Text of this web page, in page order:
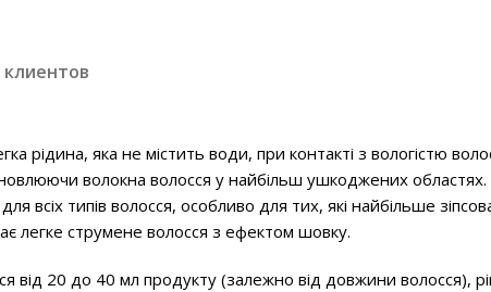
яка не містить води, при контакті з вологістю
волокна волосся у найбільш ушкоджених
всіх типів волосся, особливо для тих, які найбільше
легке струмене волосся з ефектом шовку.
від 20 до 40 мл продукту (залежно від довжини волосся),